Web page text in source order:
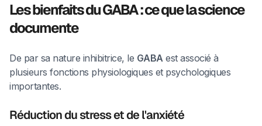
Les bienfaits du GABA : ce que la science
documente
De par sa nature inhibitrice, le GABAest associé à
plusieurs fonctions physiologiques et psychologiques
importantes.
Réduction du stress et de l'anxiété